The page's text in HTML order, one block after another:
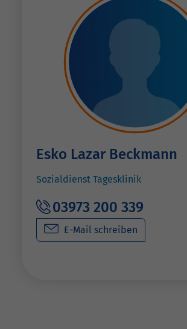
Esko Lazar Beckmann
Sozialdienst Tagesklinik
03973 200 339
E-Mail schreiben